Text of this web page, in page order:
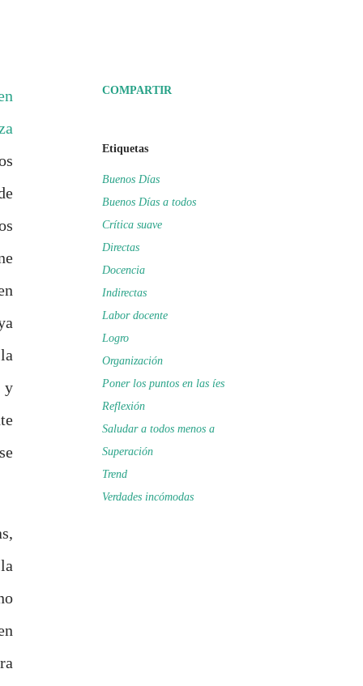
y
COMPARTIR
Etiquetas
Buenos Días
Buenos Días a todos
Crítica suave
Directas
Docencia
Indirectas
Labor docente
Logro
Organización
Poner los puntos en las íes
Reflexión
Saludar a todos menos a
Superación
Trend
Verdades incómodas